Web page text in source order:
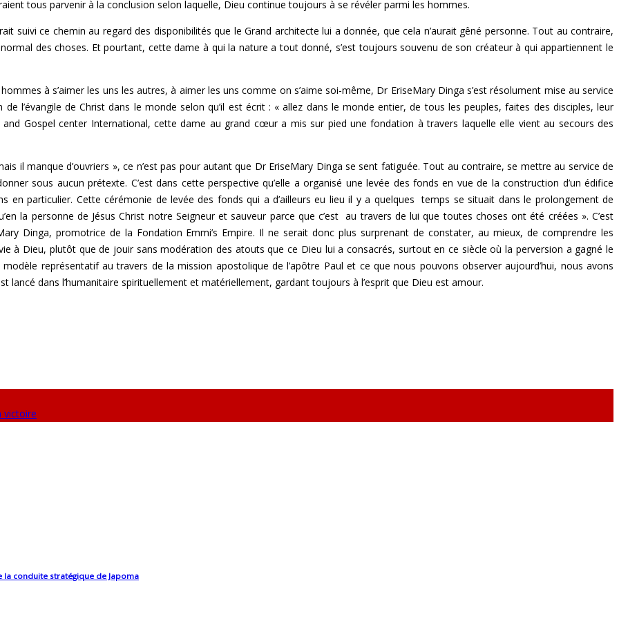
tous parvenir à la conclusion selon laquelle, Dieu continue toujours à se révéler parmi les hommes.
suivi ce chemin au regard des disponibilités que le Grand architecte lui a donnée, que cela n’aurait gêné personne. Tout au contraire,
des choses. Et pourtant, cette dame à qui la nature a tout donné, s’est toujours souvenu de son créateur à qui appartiennent le
à s’aimer les uns les autres, à aimer les uns comme on s’aime soi-même, Dr EriseMary Dinga s’est résolument mise au service
l’évangile de Christ dans le monde selon qu’il est écrit : « allez dans le monde entier, de tous les peuples, faites des disciples, leur
Gospel center International, cette dame au grand cœur a mis sur pied une fondation à travers laquelle elle vient au secours des
il manque d’ouvriers », ce n’est pas pour autant que Dr EriseMary Dinga se sent fatiguée. Tout au contraire, se mettre au service de
sous aucun prétexte. C’est dans cette perspective qu’elle a organisé une levée des fonds en vue de la construction d’un édifice
en particulier. Cette cérémonie de levée des fonds qui a d’ailleurs eu lieu il y a quelques temps se situait dans le prolongement de
la personne de Jésus Christ notre Seigneur et sauveur parce que c’est au travers de lui que toutes choses ont été créées ». C’est
Dinga, promotrice de la Fondation Emmi’s Empire. Il ne serait donc plus surprenant de constater, au mieux, de comprendre les
à Dieu, plutôt que de jouir sans modération des atouts que ce Dieu lui a consacrés, surtout en ce siècle où la perversion a gagné le
représentatif au travers de la mission apostolique de l’apôtre Paul et ce que nous pouvons observer aujourd’hui, nous avons
lancé dans l’humanitaire spirituellement et matériellement, gardant toujours à l’esprit que Dieu est amour.
victoire
la conduite stratégique de Japoma